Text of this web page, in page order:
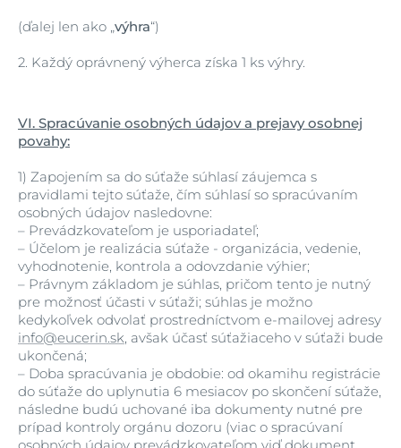
(ďalej len ako „výhra“)
2. Každý oprávnený výherca získa 1 ks výhry.
VI. Spracúvanie osobných údajov a prejavy osobnej
povahy:
1) Zapojením sa do súťaže súhlasí záujemca s
pravidlami tejto súťaže, čím súhlasí so spracúvaním
osobných údajov nasledovne:
– Prevádzkovateľom je usporiadateľ;
– Účelom je realizácia súťaže - organizácia, vedenie,
vyhodnotenie, kontrola a odovzdanie výhier;
– Právnym základom je súhlas, pričom tento je nutný
pre možnosť účasti v súťaži; súhlas je možno
kedykoľvek odvolať prostredníctvom e-mailovej adresy
info@eucerin.sk, avšak účasť súťažiaceho v súťaži bude
ukončená;
– Doba spracúvania je obdobie: od okamihu registrácie
do súťaže do uplynutia 6 mesiacov po skončení súťaže,
následne budú uchované iba dokumenty nutné pre
prípad kontroly orgánu dozoru (viac o spracúvaní